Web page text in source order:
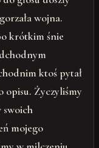
wojna.
krótkim śnie
ktoś pytał
opisu. Życzyliśmy
swoich
mojego